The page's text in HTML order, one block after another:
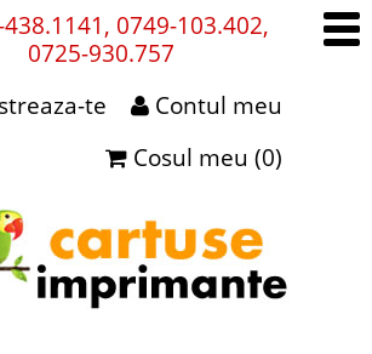
0749-103.402,
0725-930.757
Contul meu
te
Cosul meu (0)